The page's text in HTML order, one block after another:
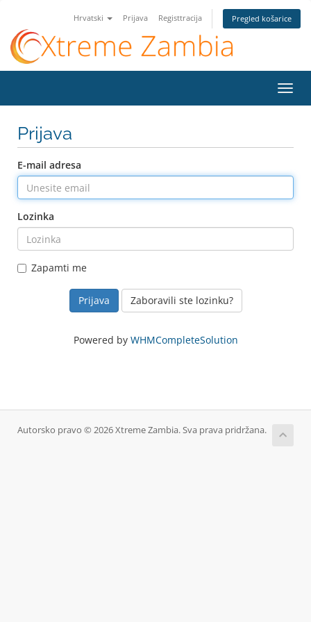
Hrvatski Prijava Registtracija Pregled košarice
Prijava
E-mail adresa
Lozinka
Zapamti me
Zaboravili ste lozinku?
Powered by WHMCompleteSolution
Autorsko pravo © 2026 Xtreme Zambia. Sva prava pridržana.